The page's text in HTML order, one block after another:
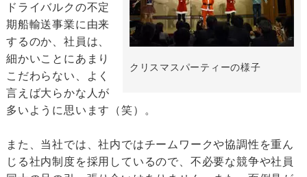
クリスマスパーティーの様子
ドライバルクの不定
期船輸送事業に由来
するのか、社員は、
細かいことにあまり
こだわらない、よく
言えば大らかな人が
多いように思います（笑）。
また、当社では、社内ではチームワークや協調性を重ん
じる社内制度を採用しているので、不必要な競争や社員